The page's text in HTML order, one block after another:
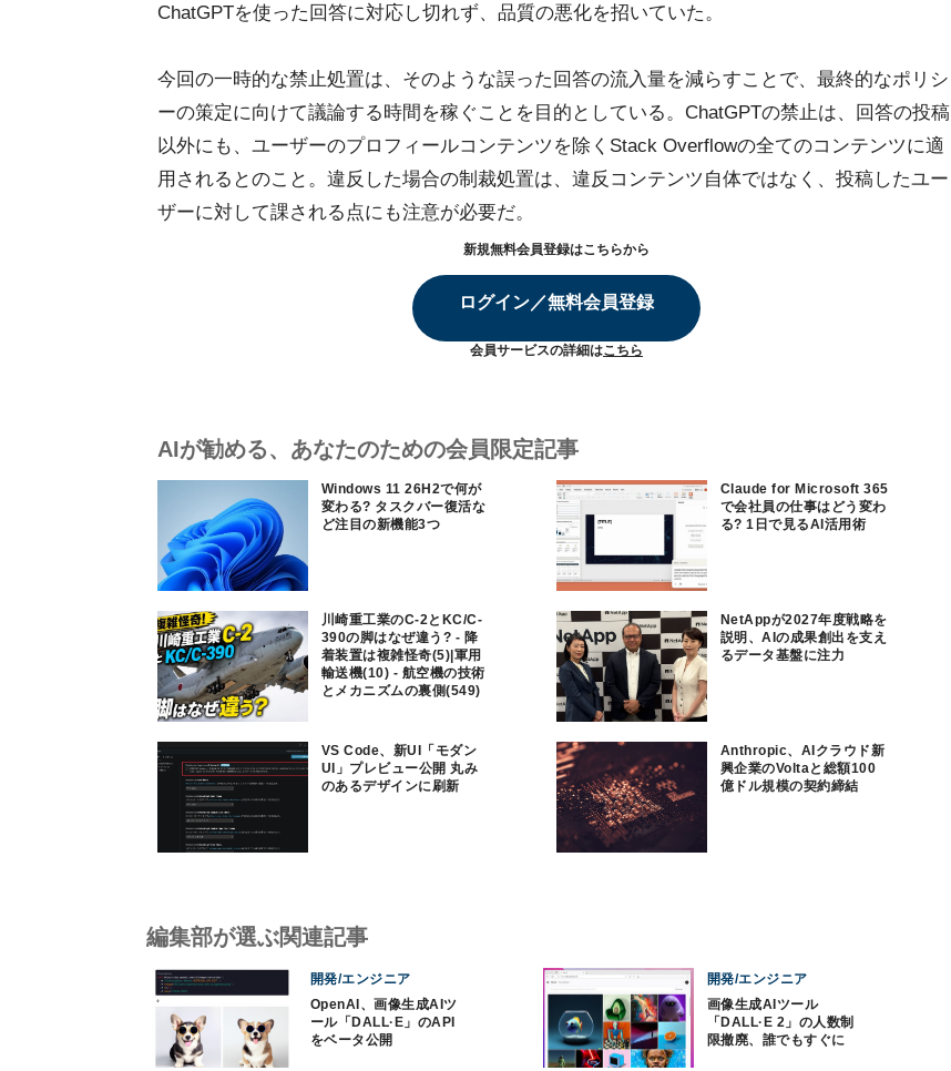
ChatGPTを使った回答に対応し切れず、品質の悪化を招いていた。
今回の一時的な禁止処置は、そのような誤った回答の流入量を減らすことで、最終的なポリシ
ーの策定に向けて議論する時間を稼ぐことを目的としている。ChatGPTの禁止は、回答の投稿
以外にも、ユーザーのプロフィールコンテンツを除くStack Overflowの全てのコンテンツに適
用されるとのこと。違反した場合の制裁処置は、違反コンテンツ自体ではなく、投稿したユー
ザーに対して課される点にも注意が必要だ。
新規無料会員登録はこちらから
ログイン／無料会員登録
会員サービスの詳細はこちら
AIが勧める、あなたのための会員限定記事
Windows 11 26H2で何が
変わる? タスクバー復活な
ど注目の新機能3つ
Claude for Microsoft 365
で会社員の仕事はどう変わ
る? 1日で見るAI活用術
川崎重工業のC-2とKC/C-
390の脚はなぜ違う? - 降
着装置は複雑怪奇(5)|軍用
輸送機(10) - 航空機の技術
とメカニズムの裏側(549)
NetAppが2027年度戦略を
説明、AIの成果創出を支え
るデータ基盤に注力
VS Code、新UI「モダン
UI」プレビュー公開 丸み
のあるデザインに刷新
Anthropic、AIクラウド新
興企業のVoltaと総額100
億ドル規模の契約締結
編集部が選ぶ関連記事
開発/エンジニア
OpenAI、画像生成AIツ
ール「DALL·E」のAPI
をベータ公開
開発/エンジニア
画像生成AIツール
「DALL·E 2」の人数制
限撤廃、誰でもすぐに